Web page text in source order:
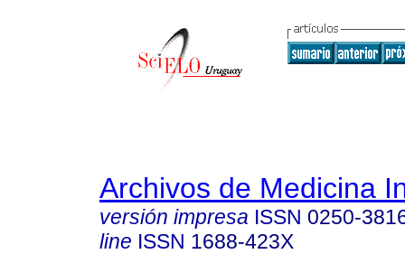
Archivos de Medicina
versión impresa ISSN 0250-
line ISSN 1688-423X